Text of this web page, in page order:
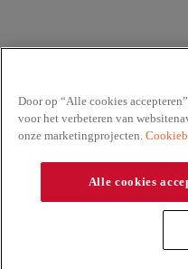
Door op “Alle cookies
voor het verbeteren van
onze marketingprojecten.
Alle cookies